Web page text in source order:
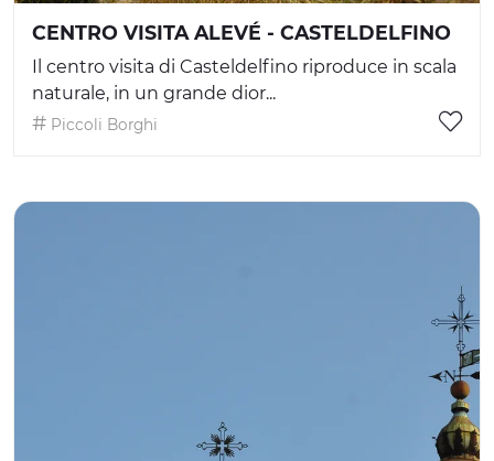
CENTRO VISITA ALEVÉ - CASTELDELFINO
Il centro visita di Casteldelfino riproduce in scala
naturale, in un grande dior...
Piccoli Borghi